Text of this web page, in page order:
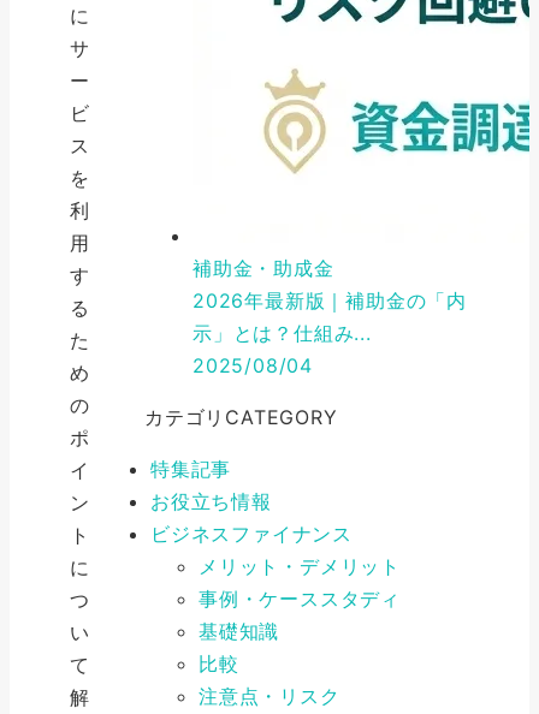
に
サ
ー
ビ
ス
を
利
用
す
る
た
め
の
ポ
イ
ン
ト
に
つ
い
て
解
補助金・助成金
2026年最新版｜補助金の「内
示」とは？仕組み...
2025/08/04
カテゴリ CATEGORY
特集記事
お役立ち情報
ビジネスファイナンス
メリット・デメリット
事例・ケーススタディ
基礎知識
比較
注意点・リスク